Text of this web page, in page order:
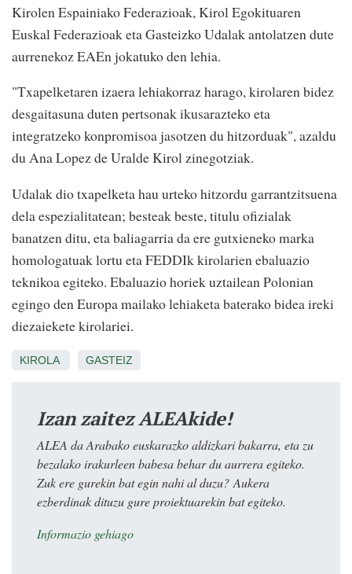
Kirolen Espainiako Federazioak, Kirol Egokituaren
Euskal Federazioak eta Gasteizko Udalak antolatzen dute
aurrenekoz EAEn jokatuko den lehia.
"Txapelketaren izaera lehiakorraz harago, kirolaren bidez
desgaitasuna duten pertsonak ikusarazteko eta
integratzeko konpromisoa jasotzen du hitzorduak", azaldu
du Ana Lopez de Uralde Kirol zinegotziak.
Udalak dio txapelketa hau urteko hitzordu garrantzitsuena
dela espezialitatean; besteak beste, titulu ofizialak
banatzen ditu, eta baliagarria da ere gutxieneko marka
homologatuak lortu eta FEDDIk kirolarien ebaluazio
teknikoa egiteko. Ebaluazio horiek uztailean Polonian
egingo den Europa mailako lehiaketa baterako bidea ireki
diezaiekete kirolariei.
KIROLA GASTEIZ
Izan zaitez ALEAkide!
ALEA da Arabako euskarazko aldizkari bakarra, eta zu
bezalako irakurleen babesa behar du aurrera egiteko.
Zuk ere gurekin bat egin nahi al duzu? Aukera
ezberdinak dituzu gure proiektuarekin bat egiteko.
Informazio gehiago